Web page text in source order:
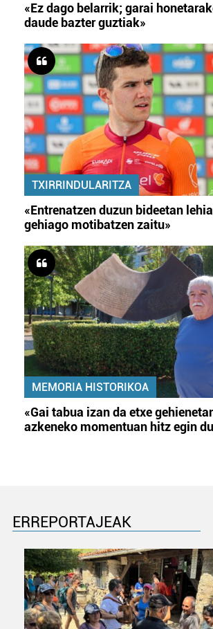
«Ez dago belarrik; garai
daude bazter guztiak»
TXIRRINDULARITZA
«Entrenatzen duzun bideetan
gehiago motibatzen zaitu»
MEMORIA HISTORIKOA
«Gai tabua izan da etxe
azkeneko momentuan hitz egin
ERREPORTAJEAK